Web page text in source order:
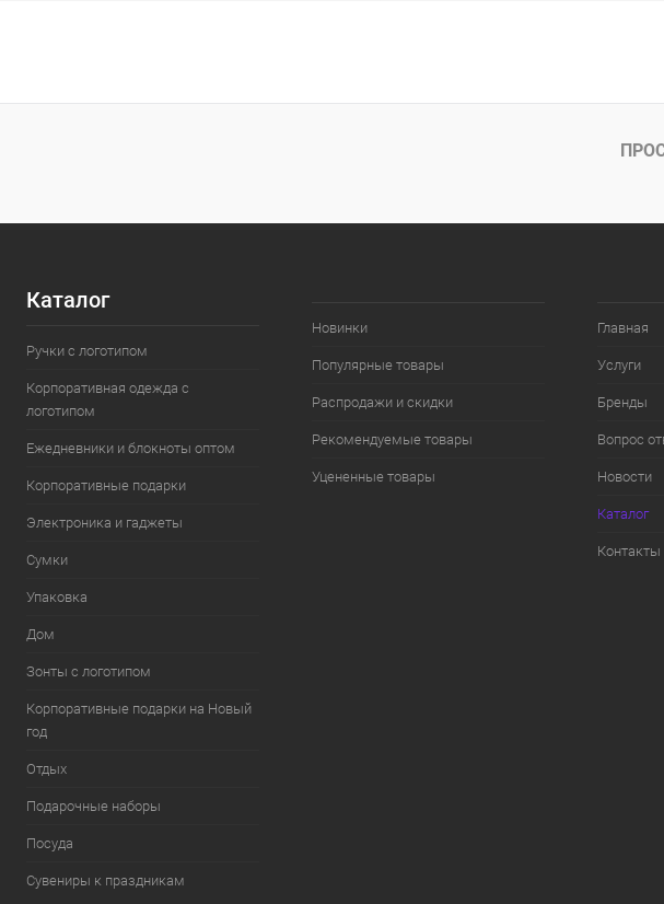
Купить в 1 клик К сравнению Купить в 1 клик К
В
Каталог
Ручки с логотипом
Корпоративная одежда с
логотипом
Ежедневники и блокноты оптом
Корпоративные подарки
Электроника и гаджеты
Сумки
Упаковка
Дом
Зонты с логотипом
Корпоративные подарки на Новый
год
Отдых
Подарочные наборы
Посуда
Сувениры к праздникам
Новинки
Популярные товары
Распродажи и скидки
Рекомендуемые товары
Уцененные товары
Главная
Услуги
Бренды
Вопрос
Новости
Каталог
Контакты